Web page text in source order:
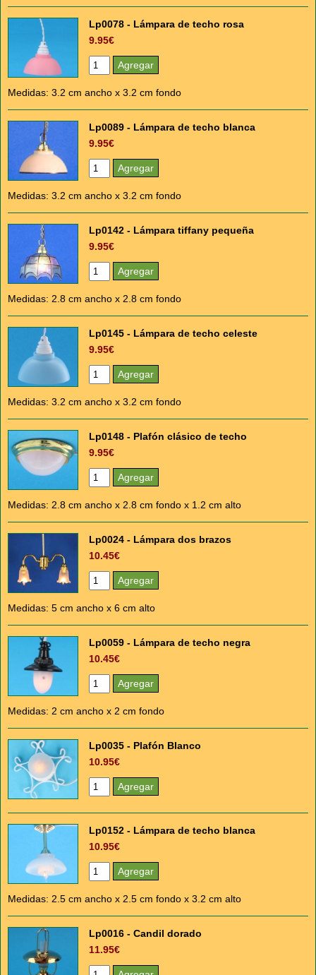
Lp0078 - Lámpara de techo rosa
9.95€
Medidas: 3.2 cm ancho x 3.2 cm fondo
Lp0089 - Lámpara de techo blanca
9.95€
Medidas: 3.2 cm ancho x 3.2 cm fondo
Lp0142 - Lámpara tiffany pequeña
9.95€
Medidas: 2.8 cm ancho x 2.8 cm fondo
Lp0145 - Lámpara de techo celeste
9.95€
Medidas: 3.2 cm ancho x 3.2 cm fondo
Lp0148 - Plafón clásico de techo
9.95€
Medidas: 2.8 cm ancho x 2.8 cm fondo x 1.2 cm alto
Lp0024 - Lámpara dos brazos
10.45€
Medidas: 5 cm ancho x 6 cm alto
Lp0059 - Lámpara de techo negra
10.45€
Medidas: 2 cm ancho x 2 cm fondo
Lp0035 - Plafón Blanco
10.95€
Lp0152 - Lámpara de techo blanca
10.95€
Medidas: 2.5 cm ancho x 2.5 cm fondo x 3.2 cm alto
Lp0016 - Candil dorado
11.95€